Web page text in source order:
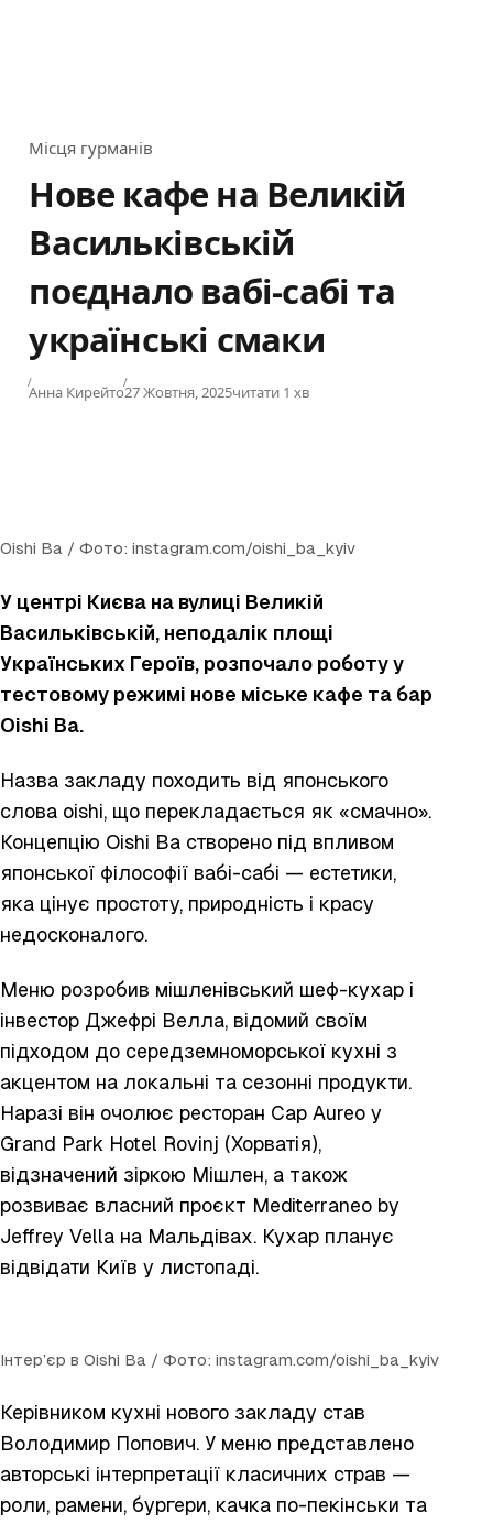
Category
Місця гурманів
Нове кафе на Великій
Васильківській
поєднало вабі-сабі та
українські смаки
Анна КирейтоPublished
27 Жовтня, 2025читати 1 хв
Oishi Ba / Фото: instagram.com/oishi_ba_kyiv
У центрі Києва на вулиці Великій
Васильківській, неподалік площі
Українських Героїв, розпочало роботу у
тестовому режимі нове міське кафе та бар
Oishi Ba.
Назва закладу походить від японського
слова oishi, що перекладається як «смачно».
Концепцію Oishi Ba створено під впливом
японської філософії вабі-сабі — естетики,
яка цінує простоту, природність і красу
недосконалого.
Меню розробив мішленівський шеф-кухар і
інвестор Джефрі Велла, відомий своїм
підходом до середземноморської кухні з
акцентом на локальні та сезонні продукти.
Наразі він очолює ресторан Cap Aureo у
Grand Park Hotel Rovinj (Хорватія),
відзначений зіркою Мішлен, а також
розвиває власний проєкт Mediterraneo by
Jeffrey Vella на Мальдівах. Кухар планує
відвідати Київ у листопаді.
Інтер’єр в Oishi Ba / Фото: instagram.com/oishi_ba_kyiv
Керівником кухні нового закладу став
Володимир Попович. У меню представлено
авторські інтерпретації класичних страв —
роли, рамени, бургери, качка по-пекінськи та